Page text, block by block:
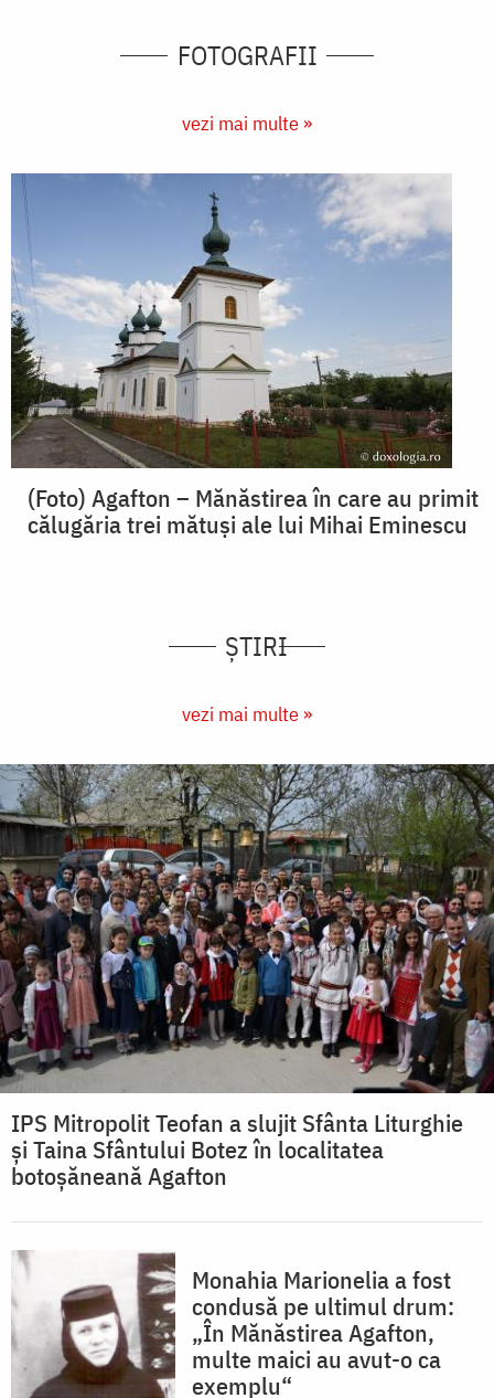
FOTOGRAFII
vezi mai multe »
(Foto) Agafton – Mănăstirea în care au primit
călugăria trei mătuși ale lui Mihai Eminescu
ȘTIRI
vezi mai multe »
IPS Mitropolit Teofan a slujit Sfânta Liturghie
și Taina Sfântului Botez în localitatea
botoșăneană Agafton
Monahia Marionelia a fost
condusă pe ultimul drum:
„În Mănăstirea Agafton,
multe maici au avut-o ca
exemplu“